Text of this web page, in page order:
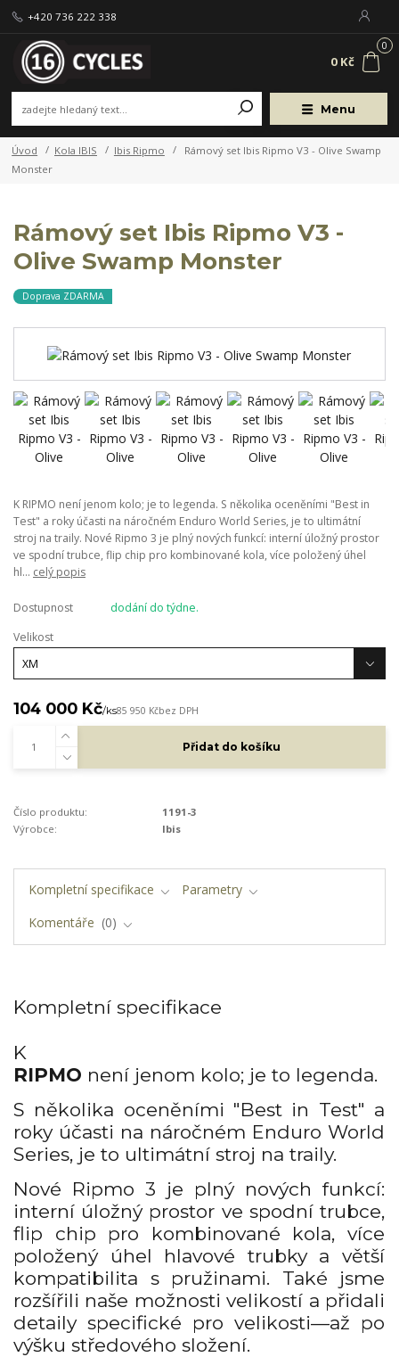
Menu
+420 736 222 338
0
0 Kč
Úvod Kola IBIS Ibis Ripmo
Rámový set Ibis Ripmo V3 - Olive Swamp
Monster
Rámový set Ibis Ripmo V3 -
Olive Swamp Monster
Doprava ZDARMA
K RIPMO není jenom kolo; je to legenda. S několika oceněními "Best in
Test" a roky účasti na náročném Enduro World Series, je to ultimátní
stroj na traily. Nové Ripmo 3 je plný nových funkcí: interní úložný prostor
ve spodní trubce, flip chip pro kombinované kola, více položený úhel
hl... celý popis
Dostupnost
dodání do týdne.
Velikost
104 000 Kč/ks85 950 Kčbez DPH
Přidat do košíku
Číslo produktu:
1191-3
Výrobce:
Ibis
Kompletní specifikace
Parametry
Komentáře
0
Kompletní specifikace
K
RIPMO není jenom kolo; je to legenda.
S několika oceněními "Best in Test" a
roky účasti na náročném Enduro World
Series, je to ultimátní stroj na traily.
Nové Ripmo 3 je plný nových funkcí:
interní úložný prostor ve spodní trubce,
flip chip pro kombinované kola, více
položený úhel hlavové trubky a větší
kompatibilita s pružinami. Také jsme
rozšířili naše možnosti velikostí a přidali
detaily specifické pro velikosti—až po
výšku středového složení.